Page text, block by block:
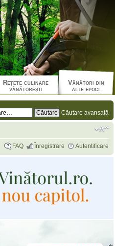
Reţete culinare
vânătoreşti
Vânători din
alte epoci
Căutare avansată
FAQ Înregistrare Autentificare